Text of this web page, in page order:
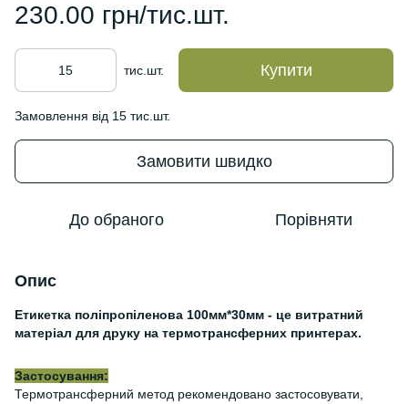
230.00 грн/тис.шт.
тис.шт. Купити
Замовлення від 15 тис.шт.
Замовити швидко
До обраного Порівняти
Опис
Етикетка поліпропіленова 100мм*30мм - це витратний
матеріал для друку на термотрансферних принтерах.
Застосування:
Термотрансферний метод рекомендовано застосовувати,